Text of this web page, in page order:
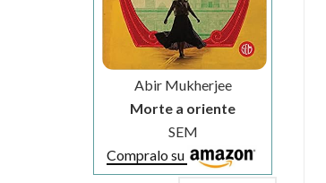
Abir Mukherjee
Morte a oriente
SEM
Compralo su